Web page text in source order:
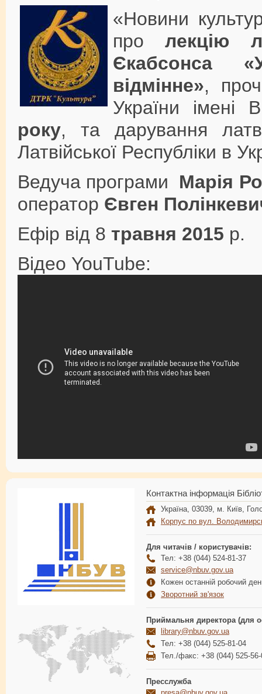
«Новини
пролекцію
Єкабсонса
відмінне»,
України імені
року, та дарування
Латвійської Республіки в
Ведуча програми Марія
оператор Євген
Ефір від 8 травня 2015 р.
Відео YouTube:
Контактна інформація
Україна, 03039, м. Київ,
Корпус по вул.
Для читачів / користувачів:
Тел: +38 (044) 524-81-37
service@nbuv.gov.ua
Кожен останній робочий
Зворотний зв'язок
Приймальня директора (для
library@nbuv.gov.ua
Тел: +38 (044) 525-81-04
Тел./факс: +38 (044) 525-56-
Пресслужба